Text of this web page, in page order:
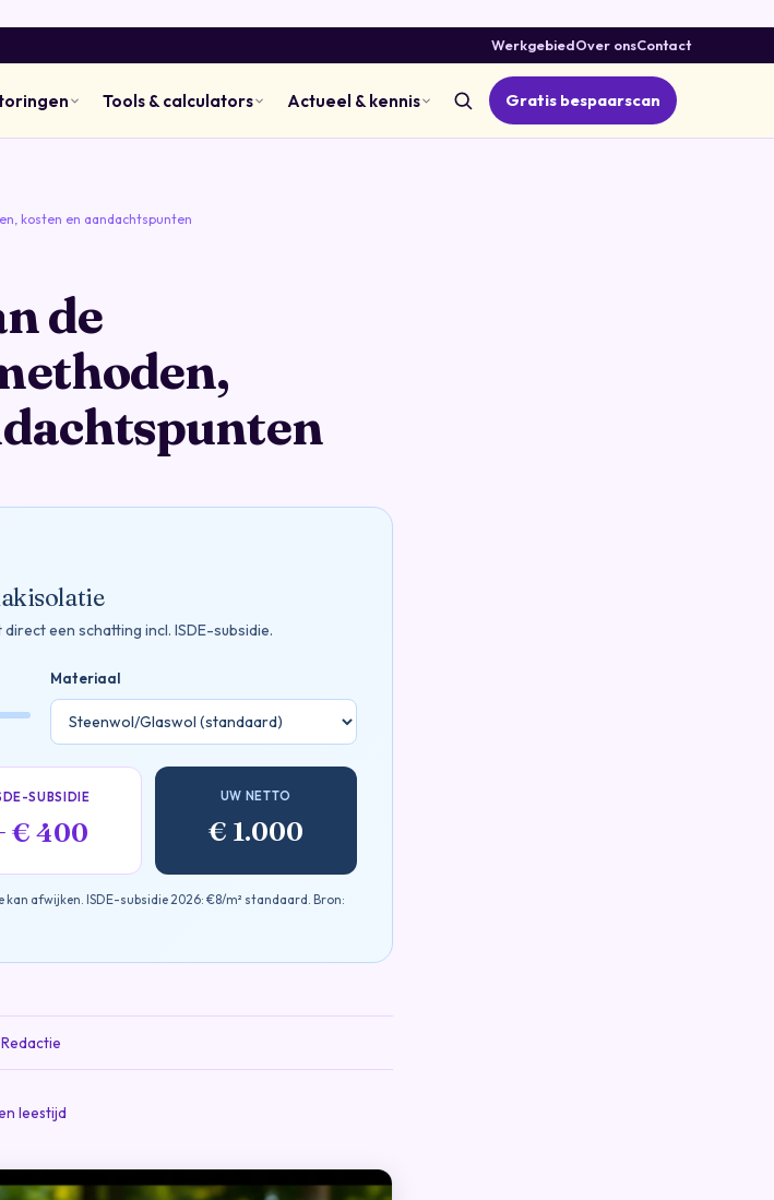
WerkgebiedOver onsContact
Tools & calculators Actueel & kennis Gratis bespaarscan
kosten en aandachtspunten
de
een schatting incl. ISDE-subsidie.
Materiaal
SUBSIDIE
€ 400
UW NETTO
€ 1.000
afwijken. ISDE-subsidie 2026: €8/m² standaard. Bron:
leestijd